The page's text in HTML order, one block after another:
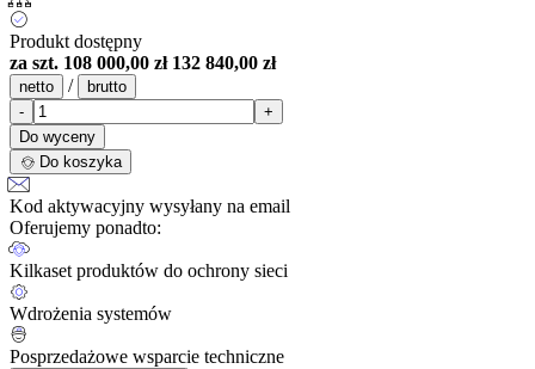
Produkt dostępny
za szt. 108 000,00 zł 132 840,00 zł
netto /
brutto
-
+
Do wyceny
Do koszyka
Kod aktywacyjny wysyłany na email
Oferujemy ponadto:
Kilkaset produktów do ochrony sieci
Wdrożenia systemów
Posprzedażowe wsparcie techniczne